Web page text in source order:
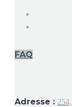
FAQ
Adresse :